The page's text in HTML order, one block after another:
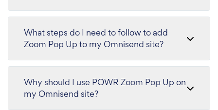
What steps do I need to follow to add
Zoom Pop Up to my Omnisend site?
Why should I use POWR Zoom Pop Up on
my Omnisend site?